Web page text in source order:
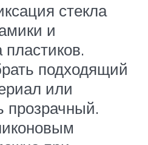
стекла
и
подходящий
или
прозрачный.